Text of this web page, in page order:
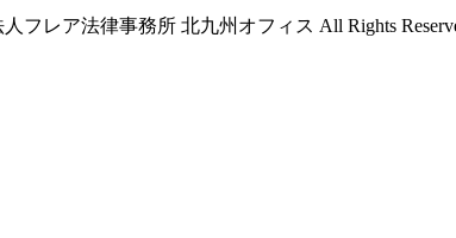
フレア法律事務所 北九州オフィス All Rights